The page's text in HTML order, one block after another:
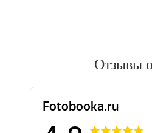
Отзывы